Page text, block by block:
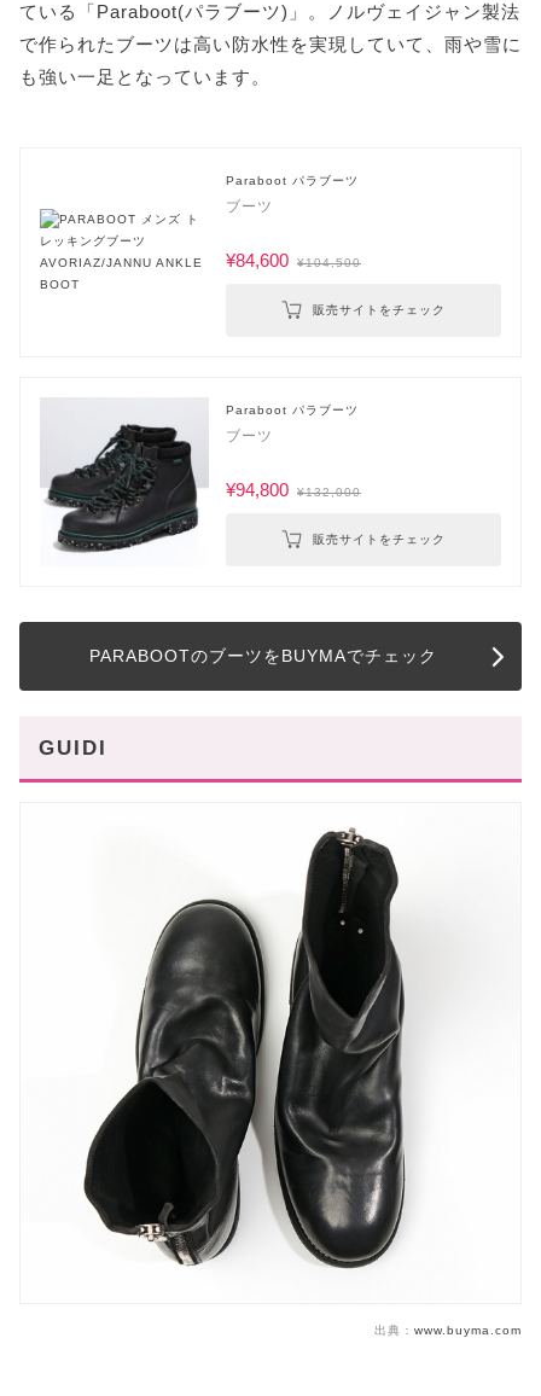
ている「Paraboot(パラブーツ)」。ノルヴェイジャン製法
で作られたブーツは高い防水性を実現していて、雨や雪に
も強い一足となっています。
Paraboot パラブーツ
ブーツ
¥84,600 ¥104,500
販売サイトをチェック
Paraboot パラブーツ
ブーツ
¥94,800 ¥132,000
販売サイトをチェック
PARABOOTのブーツをBUYMAでチェック
GUIDI
出典： www.buyma.com